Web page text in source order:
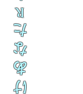
け
あ
な
た
R